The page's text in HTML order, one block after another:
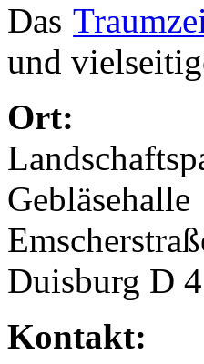
Das
und
Ort:
Gebläsehalle
Duisburg D
Kontakt: